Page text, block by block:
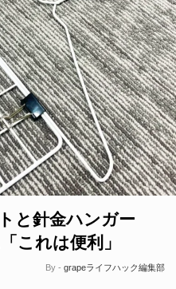
と針金ハンガー
これは便利」
By - grapeライフハック編集部